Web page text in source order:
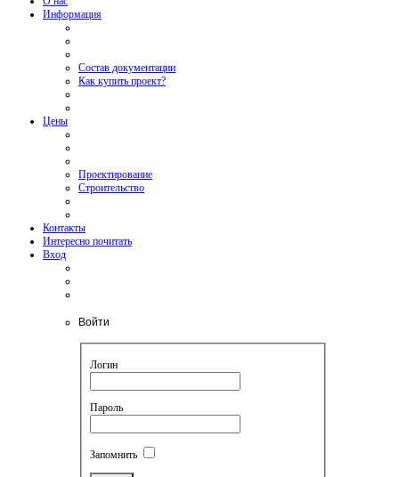
Информация
Состав документации
Как купить проект?
Цены
Проектирование
Строительство
Контакты
Интересно почитать
Вход
Войти
Логин
Пароль
Запомнить